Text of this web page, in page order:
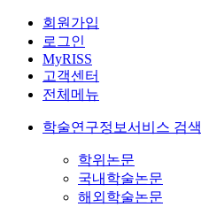
회원가입
로그인
MyRISS
고객센터
전체메뉴
학술연구정보서비스 검색
학위논문
국내학술논문
해외학술논문